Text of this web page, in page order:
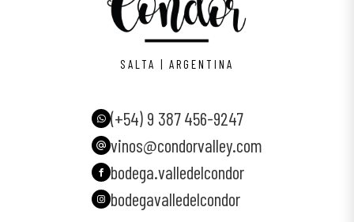
SALTA | ARGENTINA
(+54) 9 387 456-9247
vinos@condorvalley.com
bodega.valledelcondor
bodegavalledelcondor